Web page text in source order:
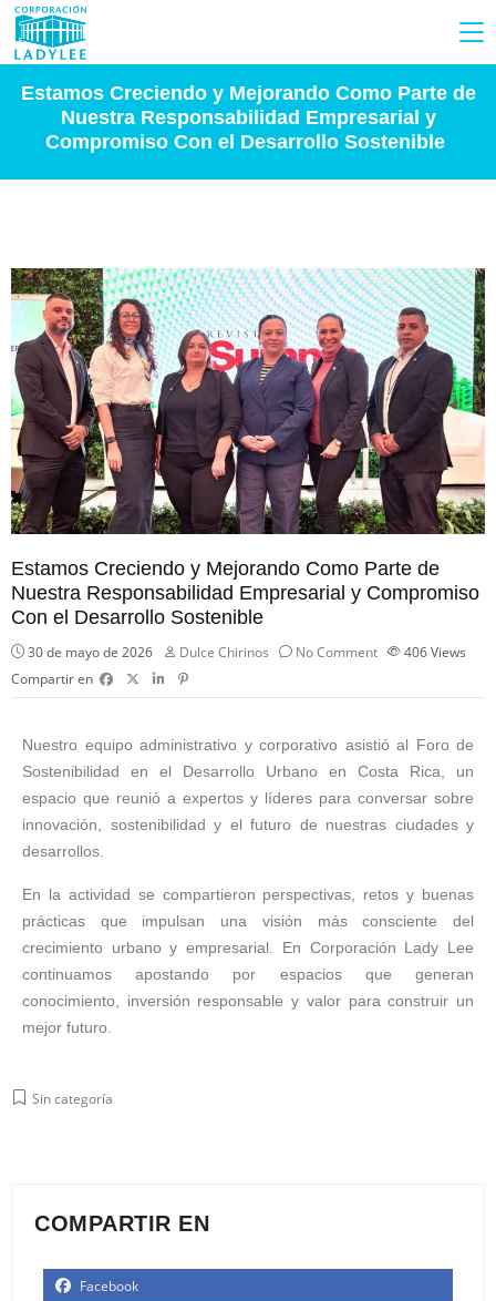
Estamos Creciendo y Mejorando Como Parte de
Nuestra Responsabilidad Empresarial y
Compromiso Con el Desarrollo Sostenible
Estamos Creciendo y Mejorando Como Parte de
Nuestra Responsabilidad Empresarial y Compromiso
Con el Desarrollo Sostenible
30 de mayo de 2026 Dulce Chirinos No Comment 406Views
Compartir en
Nuestro equipo administrativo y corporativo asistió al Foro de
Sostenibilidad en el Desarrollo Urbano en Costa Rica, un
espacio que reunió a expertos y líderes para conversar sobre
innovación, sostenibilidad y el futuro de nuestras ciudades y
desarrollos.
En la actividad se compartieron perspectivas, retos y buenas
prácticas que impulsan una visión más consciente del
crecimiento urbano y empresarial. En Corporación Lady Lee
continuamos apostando por espacios que generan
conocimiento, inversión responsable y valor para construir un
mejor futuro.
Sin categoría
COMPARTIR EN
Facebook